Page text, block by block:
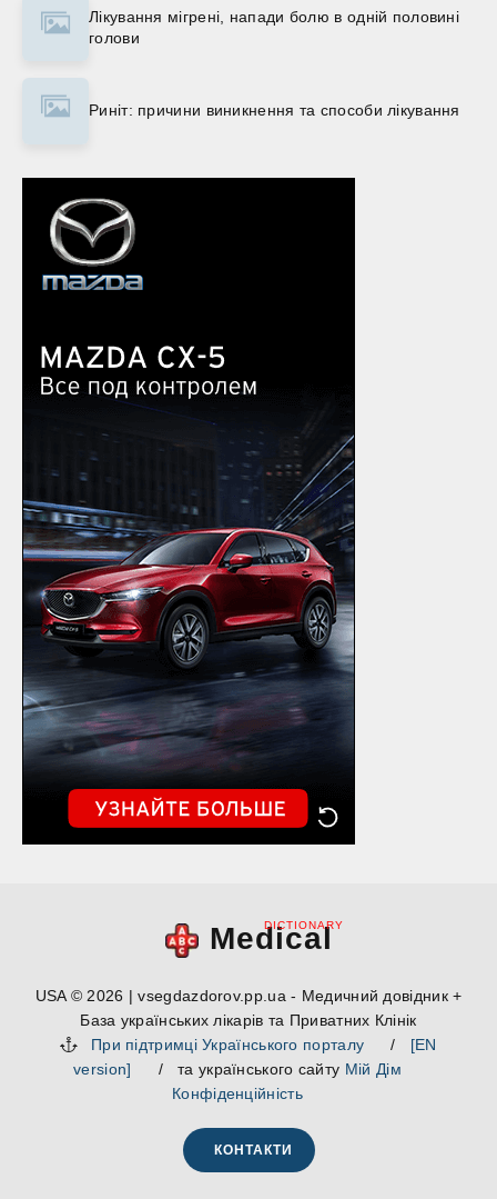
Лікування мігрені, напади болю в одній половині
голови
Риніт: причини виникнення та способи лікування
Medical
DICTIONARY
USA © 2026 | vsegdazdorov.pp.ua - Медичний довідник +
База українських лікарів та Приватних Клінік
При підтримці Українського порталу
/ [EN
version]
/ та українського сайту Мій Дім
Конфіденційність
КОНТАКТИ